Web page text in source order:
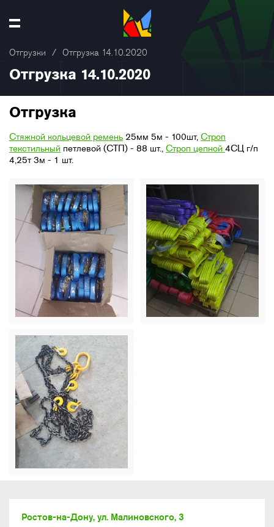
Отгрузки / Отгрузка 14.10.2020
Отгрузка 14.10.2020
Отгрузка
Стяжной кольцевой ремень 25мм 5м - 100шт, Строп
текстильный петлевой (СТП) - 88 шт., Строп цепной 4СЦ г/п
4,25т 3м - 1 шт.
Ростов-на-Дону, ул. Малиновского, 3